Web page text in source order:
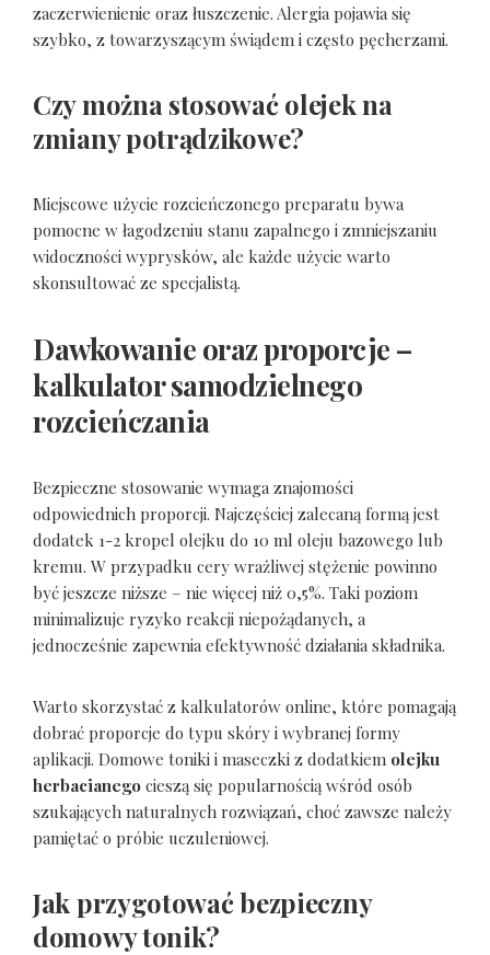
zaczerwienienie oraz łuszczenie. Alergia pojawia się
szybko, z towarzyszącym świądem i często pęcherzami.
Czy można stosować olejek na
zmiany potrądzikowe?
Miejscowe użycie rozcieńczonego preparatu bywa
pomocne w łagodzeniu stanu zapalnego i zmniejszaniu
widoczności wyprysków, ale każde użycie warto
skonsultować ze specjalistą.
Dawkowanie oraz proporcje –
kalkulator samodzielnego
rozcieńczania
Bezpieczne stosowanie wymaga znajomości
odpowiednich proporcji. Najczęściej zalecaną formą jest
dodatek 1-2 kropel olejku do 10 ml oleju bazowego lub
kremu. W przypadku cery wrażliwej stężenie powinno
być jeszcze niższe – nie więcej niż 0,5%. Taki poziom
minimalizuje ryzyko reakcji niepożądanych, a
jednocześnie zapewnia efektywność działania składnika.
Warto skorzystać z kalkulatorów online, które pomagają
dobrać proporcje do typu skóry i wybranej formy
aplikacji. Domowe toniki i maseczki z dodatkiem olejku
herbacianego cieszą się popularnością wśród osób
szukających naturalnych rozwiązań, choć zawsze należy
pamiętać o próbie uczuleniowej.
Jak przygotować bezpieczny
domowy tonik?